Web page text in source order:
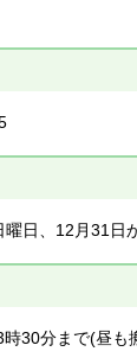
曜日、12月31日
30分まで(昼も